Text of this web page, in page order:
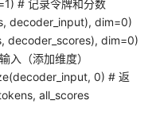
# 记录令牌和分数
decoder_input), dim=0)
decoder_scores), dim=0)
入（添加维度）
0) # 返
all_scores